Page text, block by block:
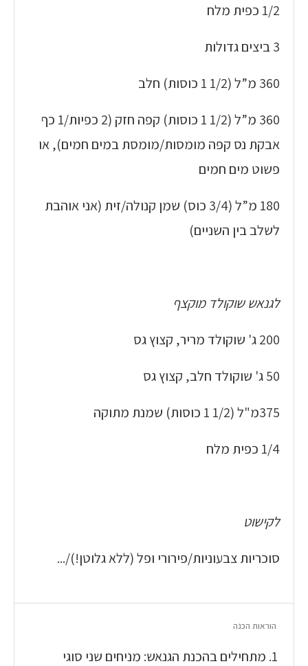
1/2 כפית מלח
3 ביצים גדולות
360 מ”ל (1/2 1 כוסות) חלב
360 מ”ל (1/2 1 כוסות) קפה חזק (2 כפיות/1 כף
אבקת נס קפה מומסות/מומסת במים חמים), או
פשוט מים חמים
180 מ”ל (3/4 כוס) שמן קנולה/זית (אני אוהבת
לשלב בין השניים)
לגנאש שוקולד מוקצף
200 ג' שוקולד מריר, קצוץ גס
50 ג' שוקולד חלב, קצוץ גס
375מ"ל (1/2 1 כוסות) שמנת מתוקה
1/4 כפית מלח
לקישוט
סוכריות צבעוניות/פירורי ופל (ללא גלוטן!)/...
הוראות הכנה
מתחילים בהכנת הגנאש: מניחים שני סוגי